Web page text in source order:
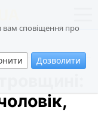
вам сповіщення про
Дозволити